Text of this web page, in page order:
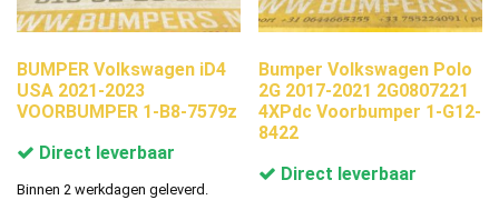
BUMPER Volkswagen iD4
USA 2021-2023
VOORBUMPER 1-B8-7579z
Direct leverbaar
Binnen 2 werkdagen geleverd.
Bumper Volkswagen Polo
2G 2017-2021 2G0807221
4XPdc Voorbumper 1-G12-
8422
Direct leverbaar